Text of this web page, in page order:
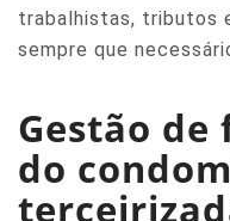
trabalhistas, tributos
sempre que
Gestão
do